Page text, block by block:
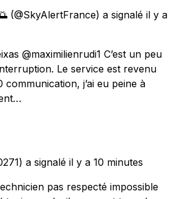
(@SkyAlertFrance) a signalé il y a
@maximilienrudi1 C’est un peu
Le service est revenu
communication, j’ai eu peine à
a signalé il y a 10 minutes
pas respecté impossible